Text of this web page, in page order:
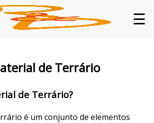
☰
de Terrário
de Terrário?
é um conjunto de elementos